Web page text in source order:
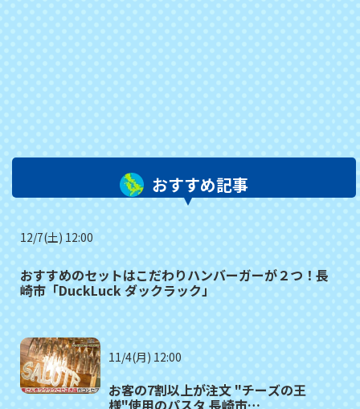
おすすめ記事
12/7(土) 12:00
おすすめのセットはこだわりハンバーガーが２つ！長
崎市「DuckLuck ダックラック」
11/4(月) 12:00
お客の7割以上が注文 "チーズの王
様"使用のパスタ 長崎市